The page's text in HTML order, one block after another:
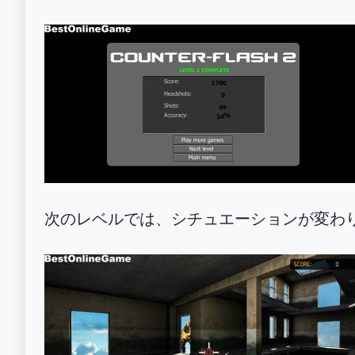
次のレベルでは、シチュエーションが変わ